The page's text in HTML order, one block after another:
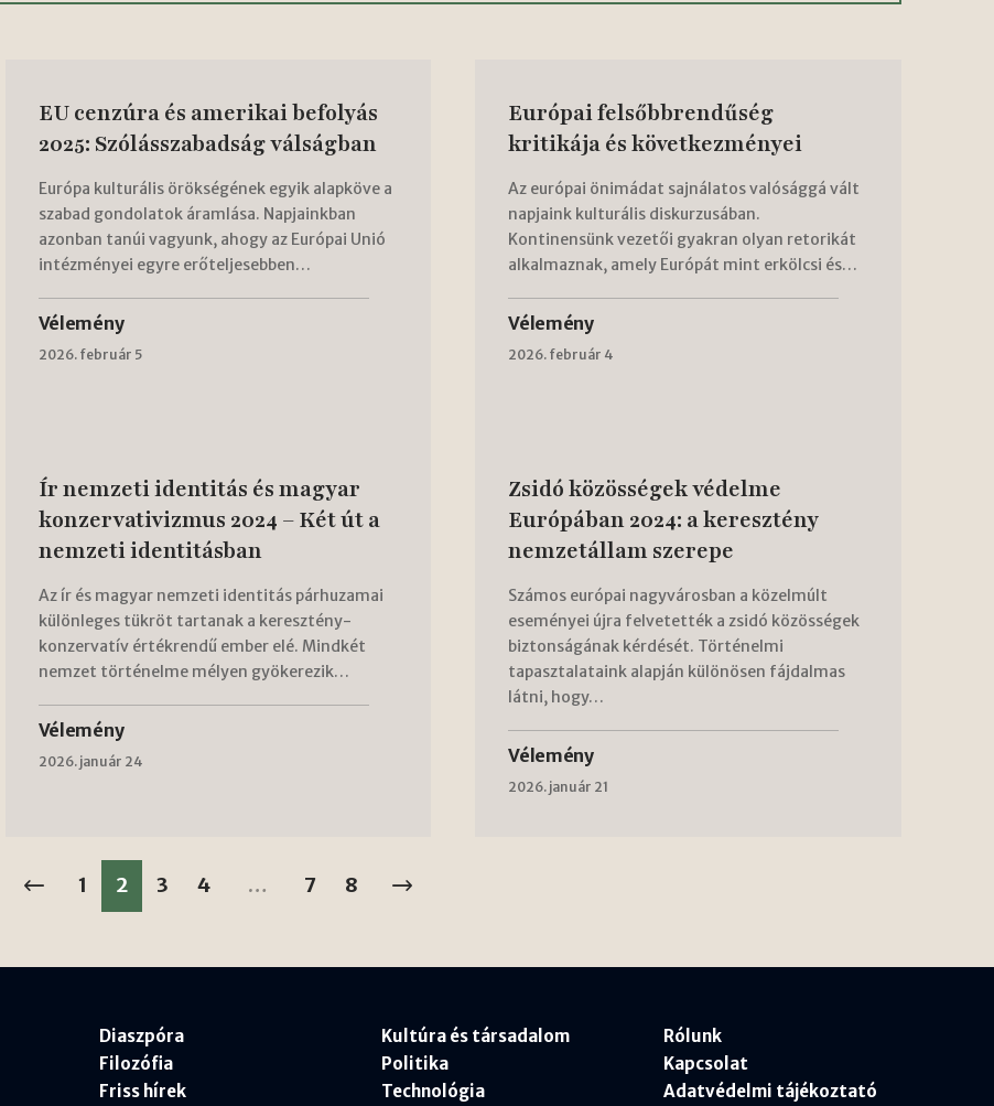
EU cenzúra és amerikai befolyás
2025: Szólásszabadság válságban
Európa kulturális örökségének egyik alapköve a
szabad gondolatok áramlása. Napjainkban
azonban tanúi vagyunk, ahogy az Európai Unió
intézményei egyre erőteljesebben…
Vélemény
2026. február 5
Európai felsőbbrendűség
kritikája és következményei
Az európai önimádat sajnálatos valósággá vált
napjaink kulturális diskurzusában.
Kontinensünk vezetői gyakran olyan retorikát
alkalmaznak, amely Európát mint erkölcsi és…
Vélemény
2026. február 4
Ír nemzeti identitás és magyar
konzervativizmus 2024 – Két út a
nemzeti identitásban
Az ír és magyar nemzeti identitás párhuzamai
különleges tükröt tartanak a keresztény-
konzervatív értékrendű ember elé. Mindkét
nemzet történelme mélyen gyökerezik…
Vélemény
2026. január 24
Zsidó közösségek védelme
Európában 2024: a keresztény
nemzetállam szerepe
Számos európai nagyvárosban a közelmúlt
eseményei újra felvetették a zsidó közösségek
biztonságának kérdését. Történelmi
tapasztalataink alapján különösen fájdalmas
látni, hogy…
Vélemény
2026. január 21
1 2 3 4 … 7 8
Diaszpóra
Filozófia
Friss hírek
Kultúra és társadalom
Politika
Technológia
Rólunk
Kapcsolat
Adatvédelmi tájékoztató